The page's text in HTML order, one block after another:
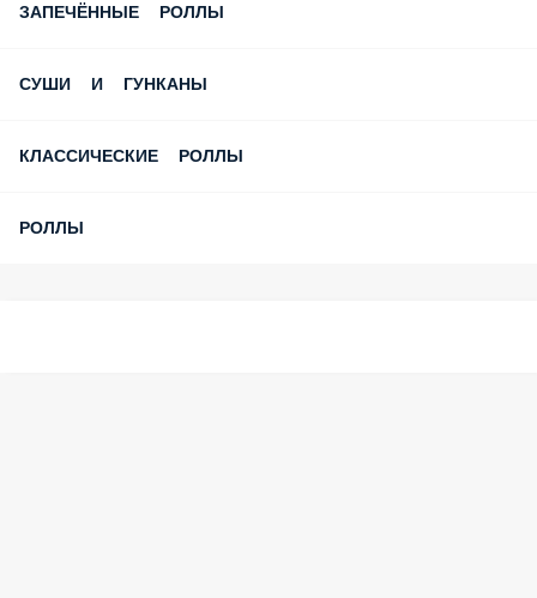
ЗАПЕЧЁННЫЕ РОЛЛЫ
СУШИ И ГУНКАНЫ
КЛАССИЧЕСКИЕ РОЛЛЫ
РОЛЛЫ